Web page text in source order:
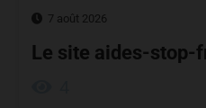
7 août 2026
Le site aides-stop-